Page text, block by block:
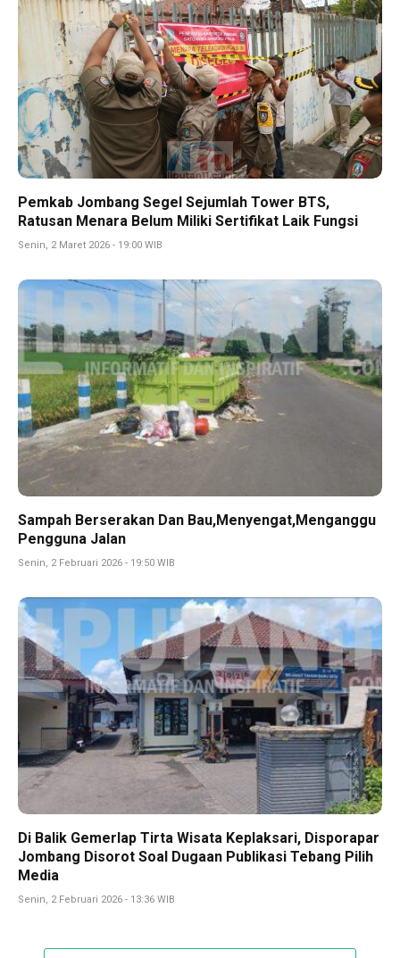
Pemkab Jombang Segel Sejumlah Tower BTS,
Ratusan Menara Belum Miliki Sertifikat Laik Fungsi
Senin, 2 Maret 2026 - 19:00 WIB
Sampah Berserakan Dan Bau,Menyengat,Menganggu
Pengguna Jalan
Senin, 2 Februari 2026 - 19:50 WIB
Di Balik Gemerlap Tirta Wisata Keplaksari, Disporapar
Jombang Disorot Soal Dugaan Publikasi Tebang Pilih
Media
Senin, 2 Februari 2026 - 13:36 WIB